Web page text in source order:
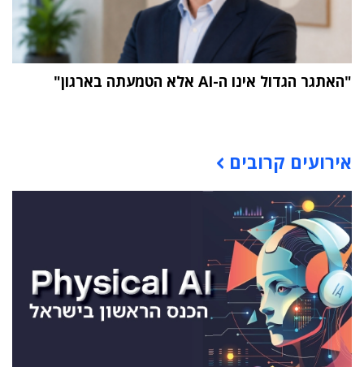
"האתגר הגדול אינו ה-AI אלא הטמעתה בארגון"
אירועים קרובים